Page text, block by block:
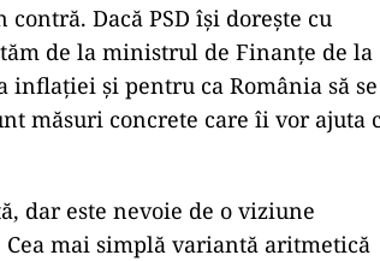
Dacă PSD își dorește cu
de la ministrul de Finanțe de la
inflației și pentru ca România să se
măsuri concrete care îi vor ajuta
dar este nevoie de o viziune
mai simplă variantă aritmetică